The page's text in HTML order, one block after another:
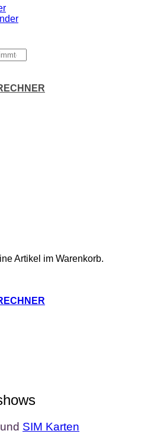
Artikel im Warenkorb.
SIM Karten